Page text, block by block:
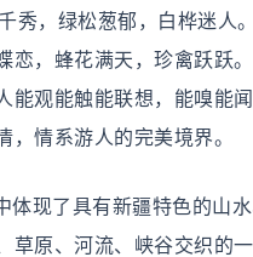
，绿松葱郁，白桦迷人。
恋，蜂花满天，珍禽跃跃
能观能触能联想，能嗅能
，情系游人的完美境界。
了具有新疆特色的山水
草原、河流、峡谷交织的